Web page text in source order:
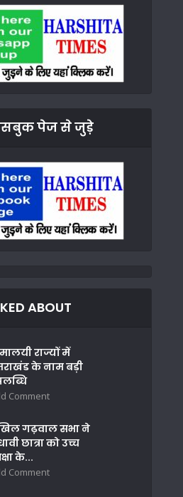
पेज से जुड़े
ABOUT
राज्यों में
के नाम बड़ी
Comment
गढ़वाल सभा ने
छात्रा को उच्च
के...
Comment